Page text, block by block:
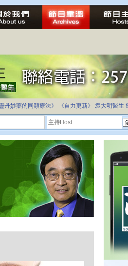
社會
元化教育，全民學卷制
靈丹妙藥的同類療法》 《自力更新》 袁大明醫生